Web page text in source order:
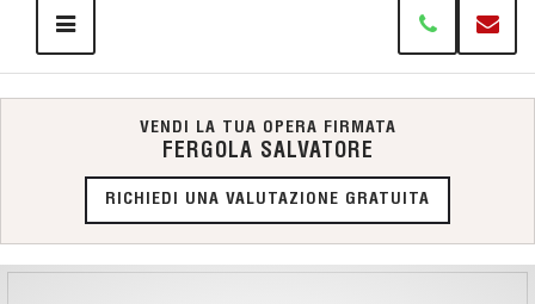
VENDI LA TUA OPERA FIRMATA
FERGOLA SALVATORE
RICHIEDI UNA VALUTAZIONE GRATUITA